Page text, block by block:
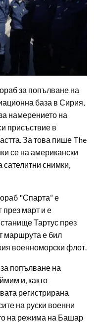
за попълване на
база в Сирия,
намерението на
присъствие в
За това пише The
се на американски
снимки,
"Спарта“ е
през март и е
Тартус през
маршрута е бил
военноморски флот.
попълване на
и, както
регистрирана
на руски военни
на режима на Башар